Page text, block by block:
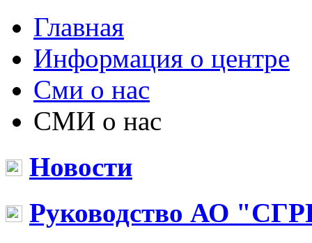
Главная
Информация о центре
Сми о нас
СМИ о нас
Новости
Руководство АО